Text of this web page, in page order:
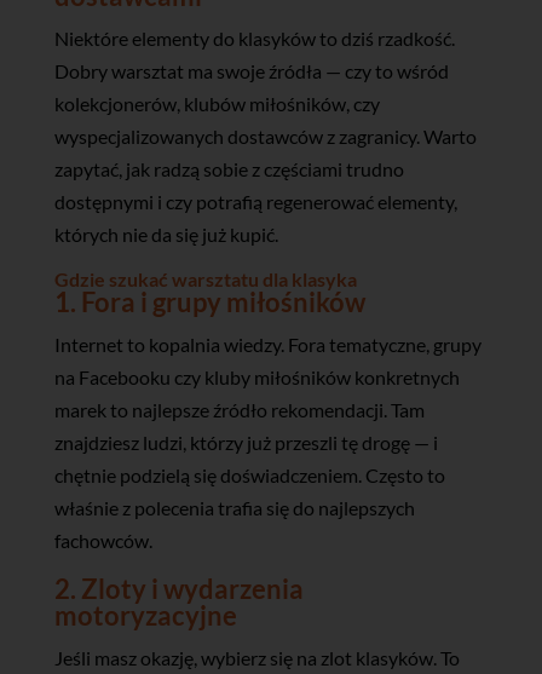
Niektóre elementy do klasyków to dziś rzadkość.
Dobry warsztat ma swoje źródła — czy to wśród
kolekcjonerów, klubów miłośników, czy
wyspecjalizowanych dostawców z zagranicy. Warto
zapytać, jak radzą sobie z częściami trudno
dostępnymi i czy potrafią regenerować elementy,
których nie da się już kupić.
Gdzie szukać warsztatu dla klasyka
1. Fora i grupy miłośników
Internet to kopalnia wiedzy. Fora tematyczne, grupy
na Facebooku czy kluby miłośników konkretnych
marek to najlepsze źródło rekomendacji. Tam
znajdziesz ludzi, którzy już przeszli tę drogę — i
chętnie podzielą się doświadczeniem. Często to
właśnie z polecenia trafia się do najlepszych
fachowców.
2. Zloty i wydarzenia
motoryzacyjne
Jeśli masz okazję, wybierz się na zlot klasyków. To